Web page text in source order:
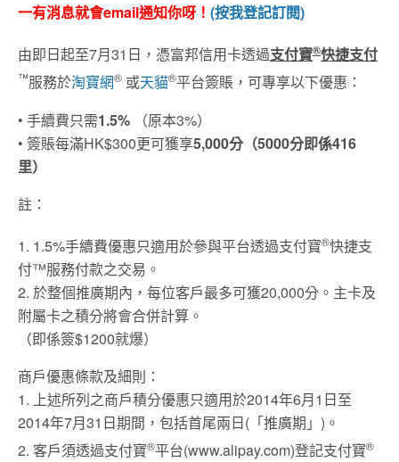
一有消息就會email通知你呀！ (按我登記訂閱)
由即日起至7月31日，憑富邦信用卡透過支付寶®快捷支付
™服務於淘寶網® 或天貓®平台簽賬，可專享以下優惠：
• 手續費只需1.5% （原本3%）
• 簽賬每滿HK$300更可獲享5,000分（5000分即係416
里）
註：
1. 1.5%手續費優惠只適用於參與平台透過支付寶®快捷支
付™服務付款之交易。
2. 於整個推廣期內，每位客戶最多可獲20,000分。主卡及
附屬卡之積分將會合併計算。
（即係簽$1200就爆）
商戶優惠條款及細則：
1. 上述所列之商戶積分優惠只適用於2014年6月1日至
2014年7月31日期間，包括首尾兩日(「推廣期」)。
2. 客戶須透過支付寶®平台(www.alipay.com)登記支付寶®